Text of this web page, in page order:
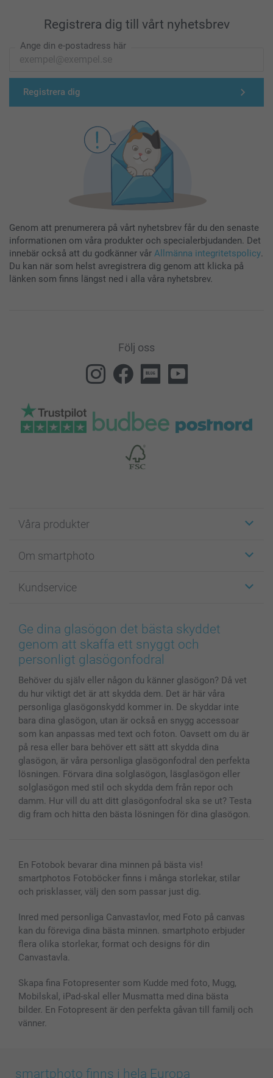
Registrera dig till vårt nyhetsbrev
Ange din e-postadress här
Registrera dig
Genom att prenumerera på vårt nyhetsbrev får du den senaste
informationen om våra produkter och specialerbjudanden. Det
innebär också att du godkänner vår Allmänna integritetspolicy.
Du kan när som helst avregistrera dig genom att klicka på
länken som finns längst ned i alla våra nyhetsbrev.
Följ oss
Våra produkter
Fotokort
Fotoböcker
Bilder, Fotoförstoring & Fotohäften
Skal till Mobil & Surfplatta
MyNameBook
Fotoramar & Tillbehör
Presentkort
Alla fotoprodukter
Om smartphoto
För affiliates
Cookie Policy
Sitemap
Villkor och garantier
Kundservice
smartgaranti
smartbonus
Priser & betalning
Ge dina glasögon det bästa skyddet
genom att skaffa ett snyggt och
personligt glasögonfodral
Behöver du själv eller någon du känner glasögon? Då vet
du hur viktigt det är att skydda dem. Det är här våra
personliga glasögonskydd kommer in. De skyddar inte
bara dina glasögon, utan är också en snygg accessoar
som kan anpassas med text och foton. Oavsett om du är
på resa eller bara behöver ett sätt att skydda dina
glasögon, är våra personliga glasögonfodral den perfekta
lösningen. Förvara dina solglasögon, läsglasögon eller
solglasögon med stil och skydda dem från repor och
damm. Hur vill du att ditt glasögonfodral ska se ut? Testa
dig fram och hitta den bästa lösningen för dina glasögon.
En Fotobok bevarar dina minnen på bästa vis!
smartphotos Fotoböcker finns i många storlekar, stilar
och prisklasser, välj den som passar just dig.
Inred med personliga Canvastavlor, med Foto på canvas
kan du föreviga dina bästa minnen. smartphoto erbjuder
flera olika storlekar, format och designs för din
Canvastavla.
Skapa fina Fotopresenter som Kudde med foto, Mugg,
Mobilskal, iPad-skal eller Musmatta med dina bästa
bilder. En Fotopresent är den perfekta gåvan till familj och
vänner.
smartphoto finns i hela Europa